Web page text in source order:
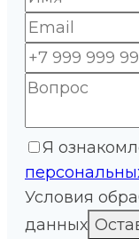
Я
Условия
данных